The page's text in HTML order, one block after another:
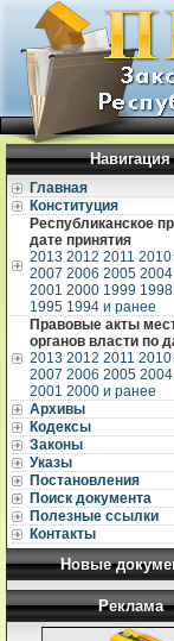
Навигация
Главная
Конституция
Республиканское
дате принятия
2013 2012 2011 2010
2007 2006 2005 2004
2001 2000 1999 1998
1995 1994 и ранее
Правовые акты
органов власти по
2013 2012 2011 2010
2007 2006 2005 2004
2001 2000 и ранее
Архивы
Кодексы
Законы
Указы
Постановления
Поиск документа
Полезные ссылки
Контакты
Новые
Реклама